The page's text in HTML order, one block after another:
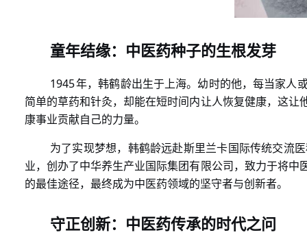
童年结缘：中医药种子的生根发芽
1945年，韩鹤龄出生于上海。幼时的他，每当家人
简单的草药和针灸，却能在短时间内让人恢复健康，这
康事业贡献自己的力量。
为了实现梦想，韩鹤龄远赴斯里兰卡国际传统交流
业，创办了中华养生产业国际集团有限公司，致力于将
的最佳途径，最终成为中医药领域的坚守者与创新者。
守正创新：中医药传承的时代之问